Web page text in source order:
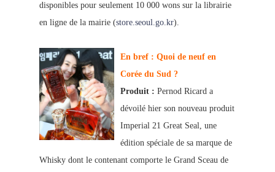
disponibles pour seulement 10 000 wons sur la librairie
en ligne de la mairie (store.seoul.go.kr).
En bref : Quoi de neuf en
Corée du Sud ?
Produit : Pernod Ricard a
dévoilé hier son nouveau produit
Imperial 21 Great Seal, une
édition spéciale de sa marque de
Whisky dont le contenant comporte le Grand Sceau de